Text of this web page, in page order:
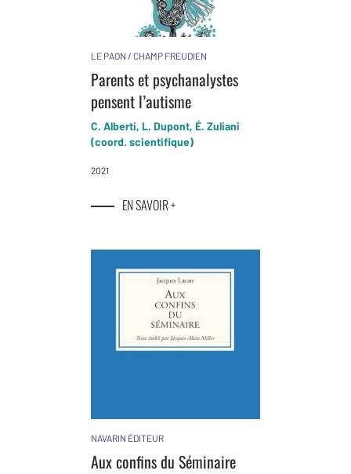
LE PAON / CHAMP FREUDIEN
Parents et psychanalystes
pensent l’autisme
C. Alberti, L. Dupont, É. Zuliani
(coord. scientifique)
2021
EN SAVOIR +
NAVARIN ÉDITEUR
Aux confins du Séminaire